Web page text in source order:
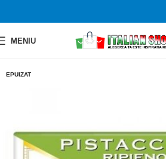
MENIU
EPUIZAT